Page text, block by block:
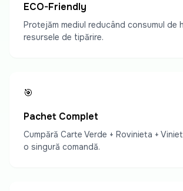
ECO-Friendly
Protejăm mediul reducând consumul de
resursele de tipărire.
🎯
Pachet Complet
Cumpără Carte Verde + Rovinieta +
o singură comandă.